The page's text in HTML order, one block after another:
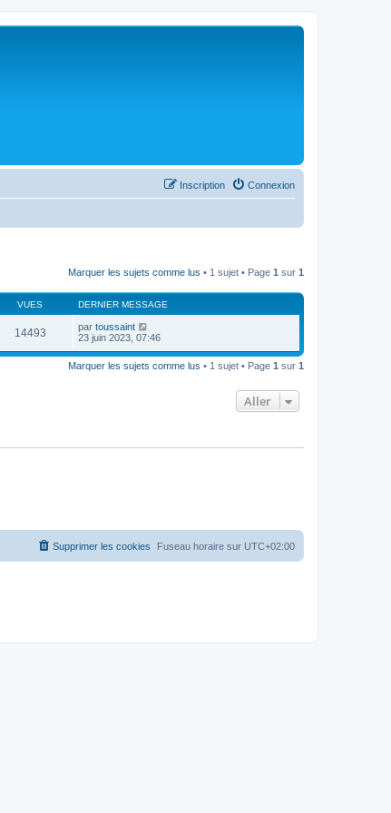
Connexion
Inscription
Marquer les sujets comme lus • 1 sujet • Page 1 sur 1
VUES DERNIER MESSAGE
14493 par toussaint
23 juin 2023, 07:46
Marquer les sujets comme lus • 1 sujet • Page 1 sur 1
Aller
Fuseau horaire sur UTC+02:00
Supprimer les cookies